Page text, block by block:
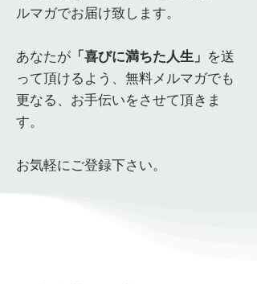
ルマガでお届け致します。
あなたが 「喜びに満ちた人生」 を送
って頂けるよう、無料メルマガでも
更なる、お手伝いをさせて頂きま
す。
​お気軽にご登録下さい。